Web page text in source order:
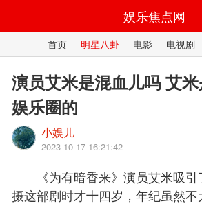
娱乐焦点网
首页 明星八卦 电影 电视剧
演员艾米是混血儿吗 艾
娱乐圈的
小娱儿
2023-10-17 16:21:42
《为有暗香来》演员艾米吸引
摄这部剧时才十四岁，年纪虽然不